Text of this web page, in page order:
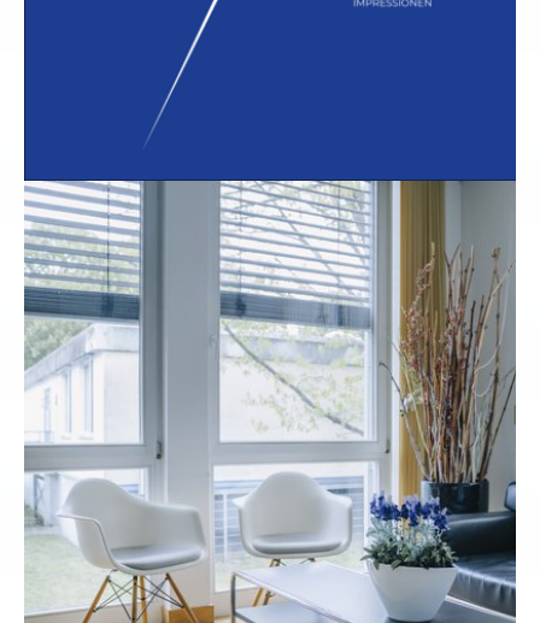
Show larger version